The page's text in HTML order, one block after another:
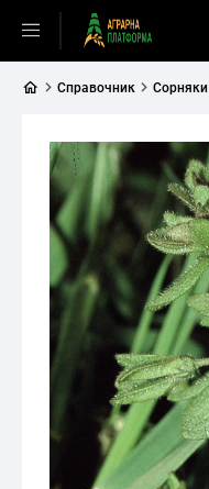
Справочник Сорняки